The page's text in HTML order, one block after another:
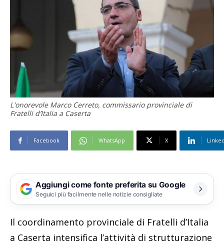
L'onorevole Marco Cerreto, commissario provinciale di
Fratelli d’Italia a Caserta
Facebook WhatsApp X
Aggiungi come fonte preferita su Google
Seguici più facilmente nelle notizie consigliate
Il coordinamento provinciale di Fratelli d’Italia
a Caserta intensifica l’attività di strutturazione